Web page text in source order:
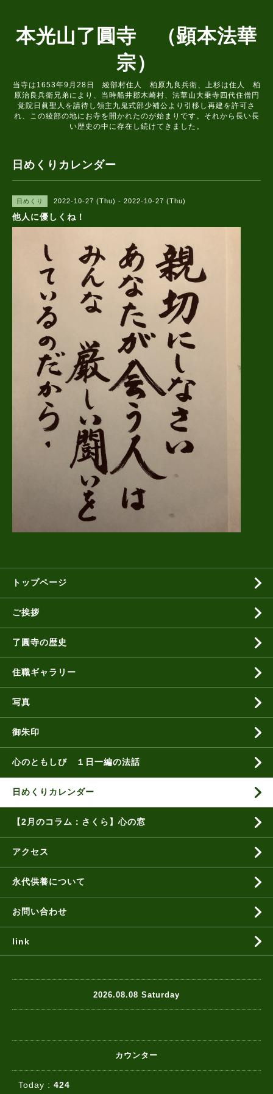
本光山了圓寺 （顕本法華
宗）
当寺は1653年9月28日 綾部村住人 柏原九良兵衛、上杉は住人 柏
原治良兵衛兄弟により、当時船井郡木崎村、法華山大乗寺四代住僧円
覚院日眞聖人を請待し領主九鬼式部少補公より引移し再建を許可さ
れ、この綾部の地にお寺を開かれたのが始まりです。それから長い長
い歴史の中に存在し続けてきました。
日めくりカレンダー
日めくり 2022-10-27 (Thu) - 2022-10-27 (Thu)
他人に優しくね！
トップページ
ご挨拶
了圓寺の歴史
住職ギャラリー
写真
御朱印
心のともしび １日一編の法話
日めくりカレンダー
【2月のコラム：さくら】心の窓
アクセス
永代供養について
お問い合わせ
link
2026.08.08 Saturday
カウンター
Today : 424